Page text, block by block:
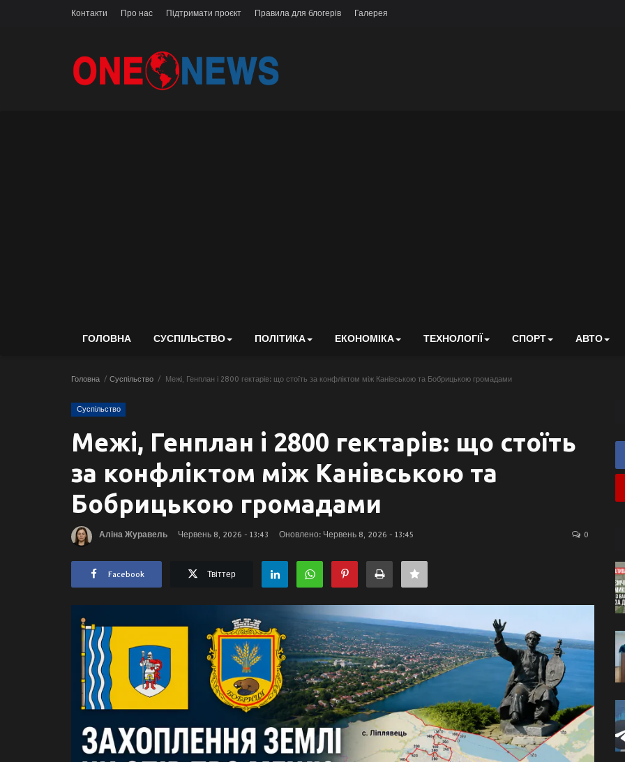
Контакти Про нас Підтримати проєкт Правила для блогерів Галерея
ГОЛОВНА СУСПІЛЬСТВО ПОЛІТИКА ЕКОНОМІКА ТЕХНОЛОГІЇ СПОРТ АВТО
Головна Суспільство Межі, Генплан і 2800 гектарів: що стоїть за конфліктом між Канівською та Бобрицькою громадами
Суспільство
Межі, Генплан і 2800 гектарів: що стоїть
за конфліктом між Канівською та
Бобрицькою громадами
Аліна Журавель Червень 8, 2026 - 13:43 Оновлено: Червень 8, 2026 - 13:45 0
Facebook Твіттер